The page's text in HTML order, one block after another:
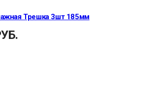
Трешка 3шт 185мм